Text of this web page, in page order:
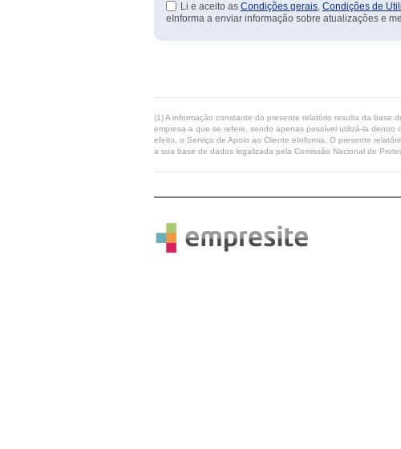
Li e aceito as Condições gerais, Condições de
eInforma a enviar informação sobre atualizações e
(1) A informação constante do presente relatório resulta da base
empresa a que se refere, sendo apenas possível utilizá-la
efeito, o Serviço de Apoio ao Cliente eInforma. O presente
a sua base de dados legalizada pela Comissão Nacional de